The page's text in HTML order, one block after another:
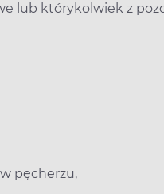
lub którykolwiek z
pęcherzu,